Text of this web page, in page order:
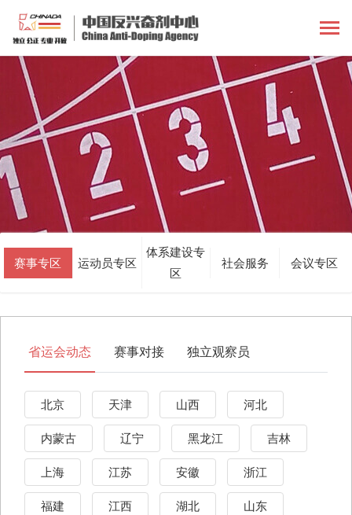
赛事专区 运动员专区
体系建设专
区
社会服务 会议专区
省运会动态 赛事对接 独立观察员
北京 天津 山西 河北
内蒙古 辽宁 黑龙江 吉林
上海 江苏 安徽 浙江
福建 江西 湖北 山东